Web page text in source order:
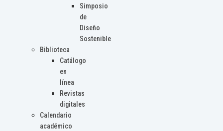
Simposio
de
Diseño
Sostenible
Biblioteca
Catálogo
en
línea
Revistas
digitales
Calendario
académico